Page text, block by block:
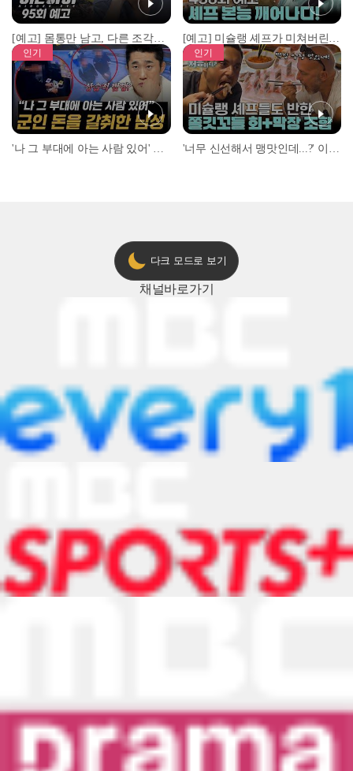
[예고] 몸통만 남고, 다른 조각은 어디에..? 시화호에서 드러난 충격적인 토막 살인사건! [예고] 미슐랭 셰프가 미쳐버린 이유! 본능이 깨어난 사건은?
인기 인기
다크 모드로 보기
채널바로가기